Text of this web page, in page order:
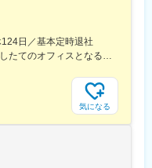
へ相談をしたり、日報やレ
いながらフォローいただけ
医療、介護、衛生用品の製
な製品のラインナップがあ
されています。
おり、製品の改良や新製品
日／基本定時退社
徒歩5分圏内に最寄り駅が3つ！移転したてのオフィスとなるため、新しくキレイなオフィスで働けます！★転勤なし東京都中央区銀座6-13-16 ヒューリック銀座ウォールビル3階新富町から徒歩3分※受動喫煙対策：屋内禁煙
気になる